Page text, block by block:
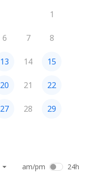
1
6 7 8
13 14 15
20 21 22
27 28 29
am/pm 24h